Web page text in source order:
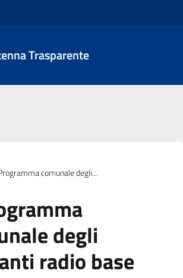
Trasparente
comunale degli impianti radio base
degli
radio base